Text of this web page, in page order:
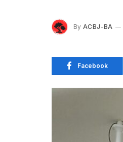
By ACBJ-BA
Facebook